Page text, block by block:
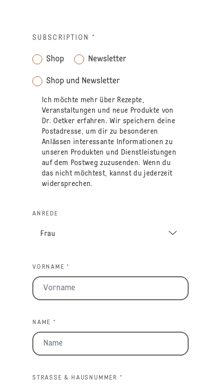
SUBSCRIPTION *
Shop Newsletter
Shop und Newsletter
Ich möchte mehr über Rezepte,
Veranstaltungen und neue Produkte von
Dr. Oetker erfahren. Wir speichern deine
Postadresse, um dir zu besonderen
Anlässen interessante Informationen zu
unseren Produkten und Dienstleistungen
auf dem Postweg zuzusenden. Wenn du
das nicht möchtest, kannst du jederzeit
widersprechen.
ANREDE
VORNAME *
NAME *
STRASSE & HAUSNUMMER *